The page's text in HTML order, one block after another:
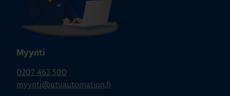
Myynti
0207 463 500
myynti@utuautomation.fi